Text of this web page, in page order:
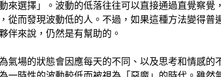
來選擇」。波動的低落往往可以直接通過直覺察覺
而發現波動低的人。不過，如果這種方法變得普
伴來說，仍然是有幫助的。
場的狀態會因應每天的不同、以及思考和情感的